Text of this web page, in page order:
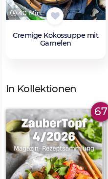
40 Min.
Cremige Kokossuppe mit
Garnelen
In Kollektionen
67